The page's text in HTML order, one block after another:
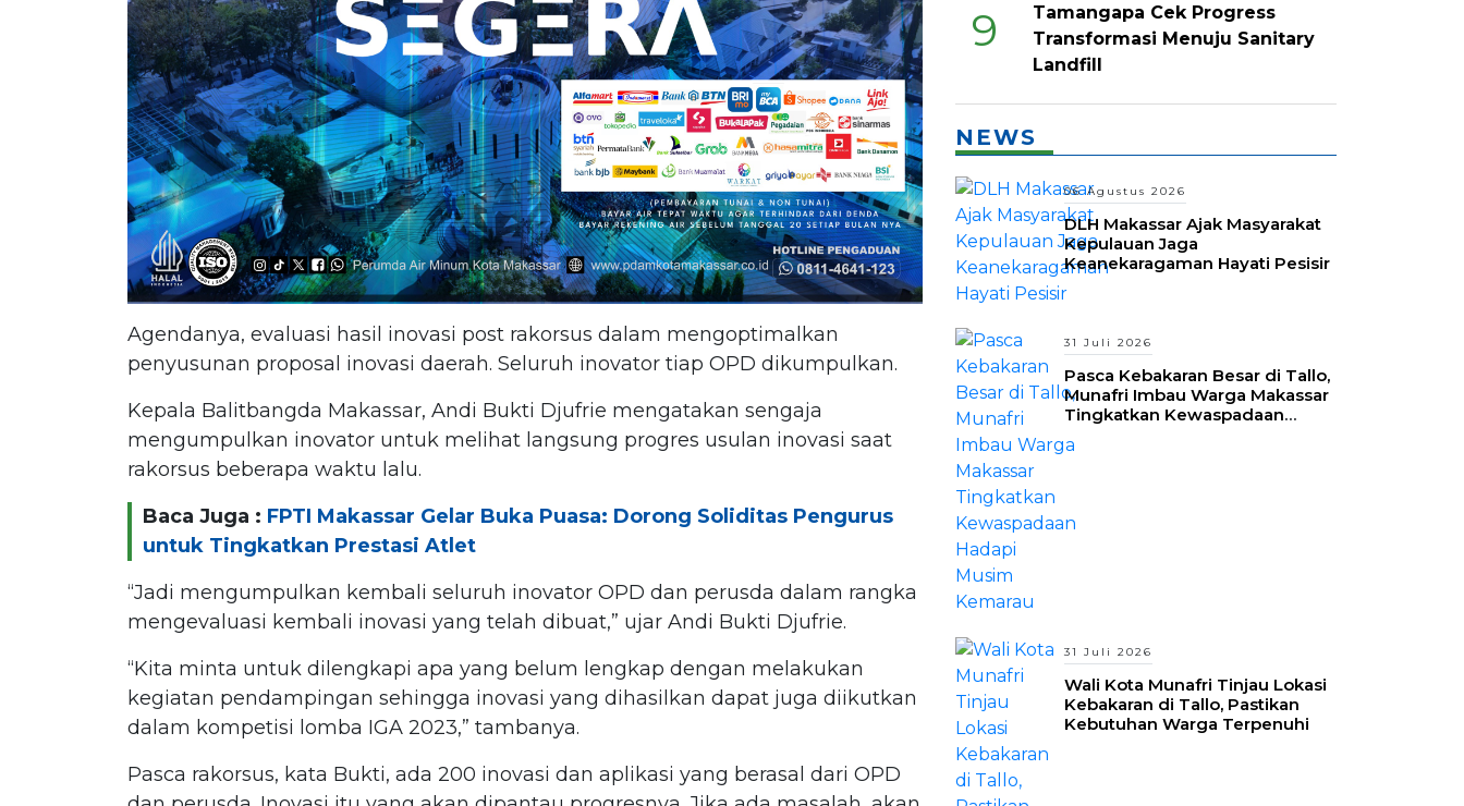
Agendanya, evaluasi hasil inovasi post rakorsus dalam mengoptimalkan
penyusunan proposal inovasi daerah. Seluruh inovator tiap OPD dikumpulkan.
Kepala Balitbangda Makassar, Andi Bukti Djufrie mengatakan sengaja
mengumpulkan inovator untuk melihat langsung progres usulan inovasi saat
rakorsus beberapa waktu lalu.
Baca Juga : FPTI Makassar Gelar Buka Puasa: Dorong Soliditas Pengurus
untuk Tingkatkan Prestasi Atlet
“Jadi mengumpulkan kembali seluruh inovator OPD dan perusda dalam rangka
mengevaluasi kembali inovasi yang telah dibuat,” ujar Andi Bukti Djufrie.
“Kita minta untuk dilengkapi apa yang belum lengkap dengan melakukan
kegiatan pendampingan sehingga inovasi yang dihasilkan dapat juga diikutkan
dalam kompetisi lomba IGA 2023,” tambanya.
Pasca rakorsus, kata Bukti, ada 200 inovasi dan aplikasi yang berasal dari OPD
9
Tamangapa Cek Progress
Transformasi Menuju Sanitary
Landfill
NEWS
06 Agustus 2026
DLH Makassar Ajak Masyarakat
Kepulauan Jaga
Keanekaragaman Hayati Pesisir
31 Juli 2026
Pasca Kebakaran Besar di Tallo,
Munafri Imbau Warga Makassar
Tingkatkan Kewaspadaan
31 Juli 2026
Wali Kota Munafri Tinjau Lokasi
Kebakaran di Tallo, Pastikan
Kebutuhan Warga Terpenuhi